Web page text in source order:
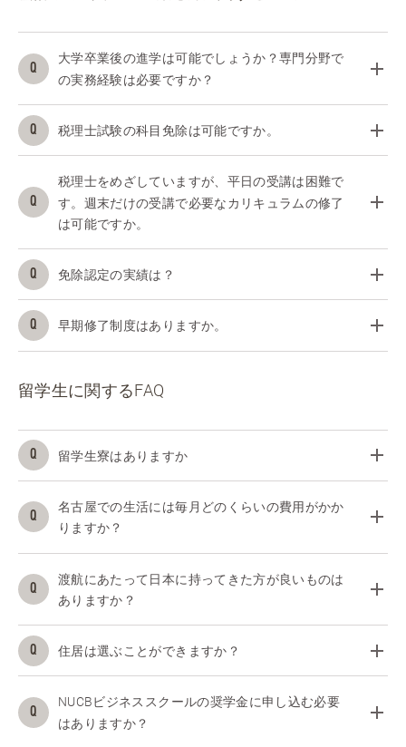
大学卒業後の進学は可能でしょうか？専門分野で
の実務経験は必要ですか？
税理士試験の科目免除は可能ですか。
税理士をめざしていますが、平日の受講は困難で
す。週末だけの受講で必要なカリキュラムの修了
は可能ですか。
免除認定の実績は？
早期修了制度はありますか。
留学生に関するFAQ
留学生寮はありますか
名古屋での生活には毎月どのくらいの費用がかか
りますか？
渡航にあたって日本に持ってきた方が良いものは
ありますか？
住居は選ぶことができますか？
NUCBビジネススクールの奨学金に申し込む必要
はありますか？